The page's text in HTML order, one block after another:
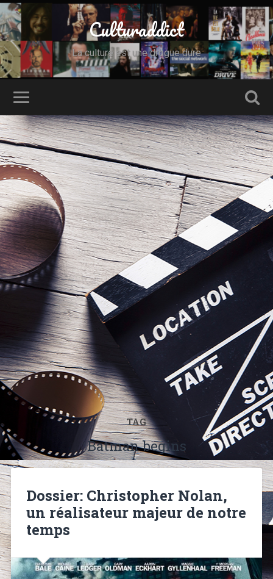
Culturaddict
La culture est une drogue dure
TAG
Batman begins
Dossier: Christopher Nolan,
un réalisateur majeur de notre
temps